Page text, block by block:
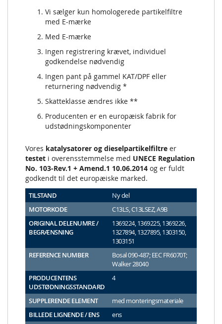
Vi sælger kun homologerede partikelfiltre
med E-mærke
Med E-mærke
Ingen registrering krævet, individuel
godkendelse nødvendig
Ingen pant på gammel KAT/DPF eller
returnering nødvendig *
Skatteklasse ændres ikke **
Producenten er en europæisk fabrik for
udstødningskomponenter
Vores katalysatorer og dieselpartikelfiltre er
testet i overensstemmelse med UNECE Regulation
No. 103-Rev.1 + Amend.1 10.06.2014 og er fuldt
godkendt til det europæiske marked.
TILSTAND
Ny del
MOTORKODE
C13LS, C13LSEZ, A9B
ORIGINAL DELENUMRE /
BEGRÆNSNING
1369224, 1369225, 1369226,
1327894, 1327895, 1303150,
1303151
REFERENCE NUMBER
Bosal 090-487; EEC FR6070T;
Walker 28040
PRODUCENTENS
UDSTØDNINGSSTANDARD
4
SUPPLERENDE ELEMENT
med monteringsmateriale
BILLEDE LIGNENDE / ENS
ens